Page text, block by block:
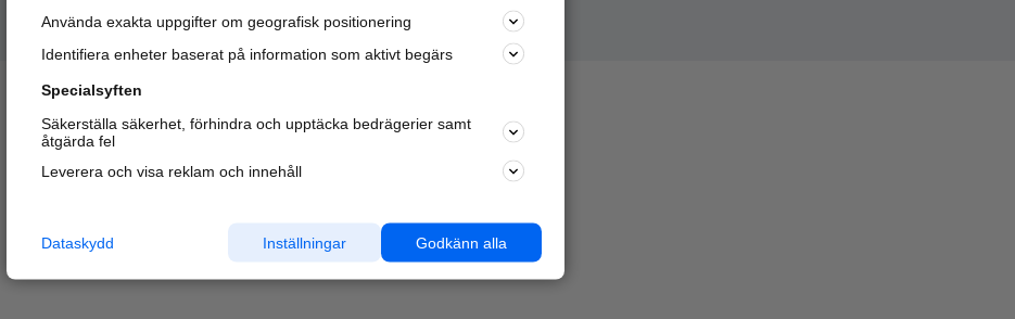
Använda exakta uppgifter om geografisk positionering
Identifiera enheter baserat på information som aktivt begärs
Specialsyften
Säkerställa säkerhet, förhindra och upptäcka bedrägerier samt
åtgärda fel
Leverera och visa reklam och innehåll
Godkänn alla
Inställningar
Dataskydd